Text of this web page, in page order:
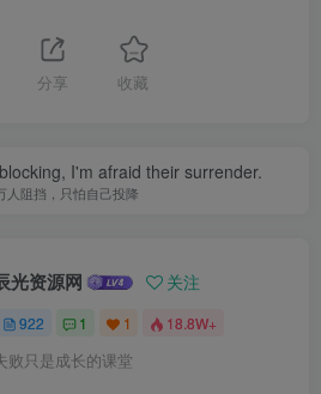
分享 收藏
I'm afraid their surrender.
人阻挡，只怕自己投降
光资源网 关注
922 1 1 18.8W+
败只是成长的课堂